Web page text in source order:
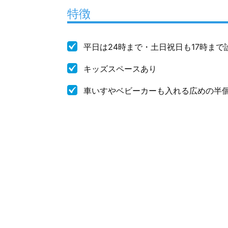
特徴
平日は24時まで・土日祝日も17時まで
キッズスペースあり
車いすやベビーカーも入れる広めの半